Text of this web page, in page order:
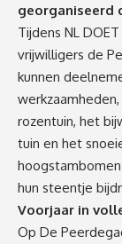
georganiseerd
Tijdens NL
vrijwilligers de
kunnen
rozentuin, het
tuin en het
hun steentje
Voorjaar in
Op De